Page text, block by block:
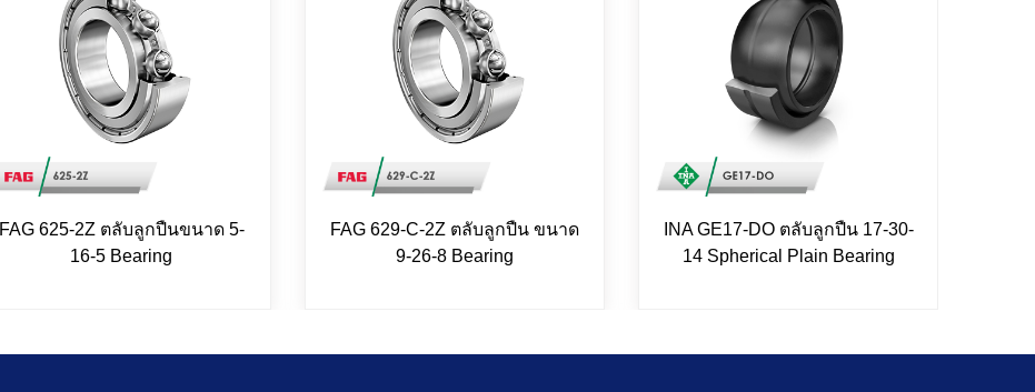
FAG 625-2Z ตลับลูกปืนขนาด 5-
16-5 Bearing
FAG 629-C-2Z ตลับลูกปืน ขนาด
9-26-8 Bearing
INA GE17-DO ตลับลูกปืน 17-30-
14 Spherical Plain Bearing